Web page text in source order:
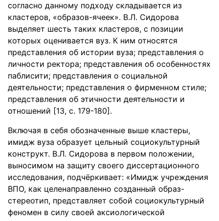
согласно данному подходу складывается из
кластеров, «образов-ячеек». В.Л. Сидорова
выделяет шесть таких кластеров, с позиции
которых оценивается вуз. К ним относятся
представления об истории вуза; представления о
личности ректора; представления об особенностях
паблисити; представления о социальной
деятельности; представления о фирменном стиле;
представления об этичности деятельности и
отношений [13, с. 179-180].
Включая в себя обозначенные выше кластеры,
имидж вуза образует цельный социокультурный
конструкт. В.Л. Сидорова в первом положении,
выносимом на защиту своего диссертационного
исследования, подчёркивает: «Имидж учреждения
ВПО, как целенаправленно созданный образ-
стереотип, представляет собой социокультурный
феномен в силу своей аксиологической